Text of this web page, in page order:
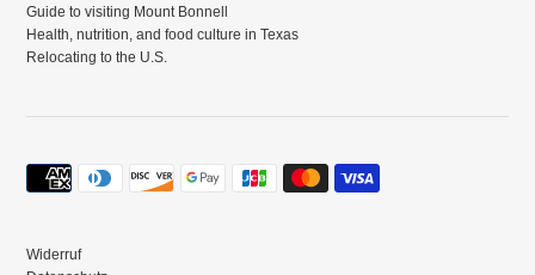
Guide to visiting Mount Bonnell
Health, nutrition, and food culture in Texas
Relocating to the U.S.
Zahlungsmethoden
Widerruf